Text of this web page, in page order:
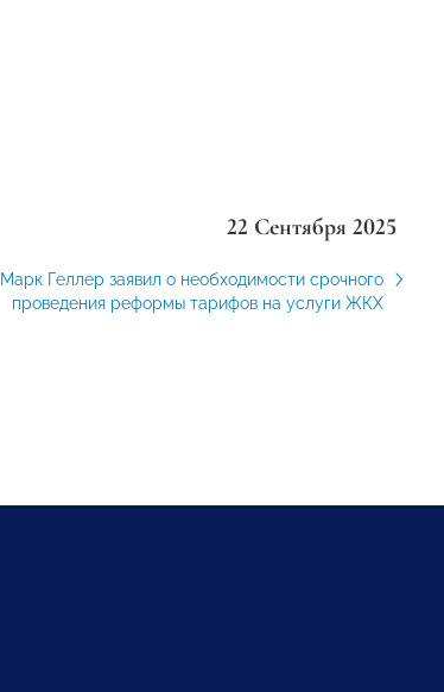
22 Сентября 2025
Марк Геллер заявил о необходимости срочного
проведения реформы тарифов на услуги ЖКХ